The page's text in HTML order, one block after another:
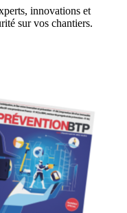
innovations et
sur vos chantiers.